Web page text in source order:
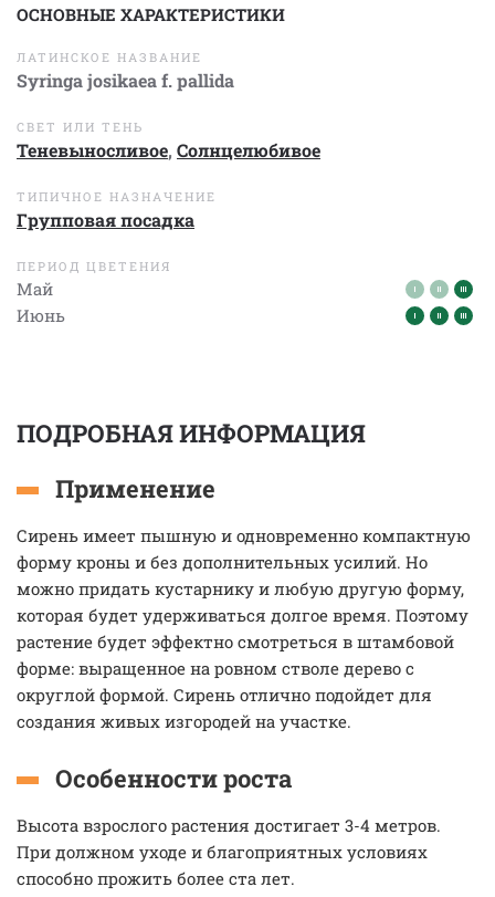
ОСНОВНЫЕ ХАРАКТЕРИСТИКИ
ЛАТИНСКОЕ НАЗВАНИЕ
Syringa josikaea f. pallida
СВЕТ ИЛИ ТЕНЬ
Теневыносливое, Солнцелюбивое
ТИПИЧНОЕ НАЗНАЧЕНИЕ
Групповая посадка
ПЕРИОД ЦВЕТЕНИЯ
Май
Июнь
ПОДРОБНАЯ ИНФОРМАЦИЯ
Применение
Сирень имеет пышную и одновременно компактную
форму кроны и без дополнительных усилий. Но
можно придать кустарнику и любую другую форму,
которая будет удерживаться долгое время. Поэтому
растение будет эффектно смотреться в штамбовой
форме: выращенное на ровном стволе дерево с
округлой формой. Сирень отлично подойдет для
создания живых изгородей на участке.
Особенности роста
Высота взрослого растения достигает 3-4 метров.
При должном уходе и благоприятных условиях
способно прожить более ста лет.